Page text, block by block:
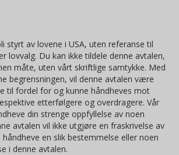
styrt av lovene i USA, uten referanse til
lovvalg. Du kan ikke tildele denne avtalen,
måte, uten vårt skriftlige samtykke. Med
begrensningen, vil denne avtalen være
til fordel for og kunne håndheves mot
etterfølgere og overdragere. Vår
din strenge oppfyllelse av noen
avtalen vil ikke utgjøre en fraskrivelse av
en slik bestemmelse eller noen
i denne avtalen.